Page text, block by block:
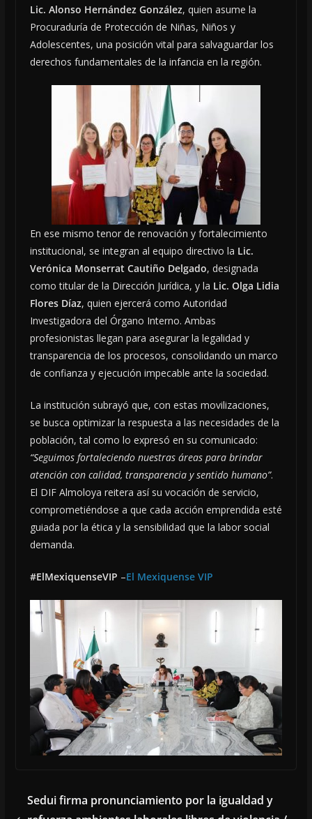
Lic. Alonso Hernández González, quien asume la
Procuraduría de Protección de Niñas, Niños y
Adolescentes, una posición vital para salvaguardar los
derechos fundamentales de la infancia en la región.
En ese mismo tenor de renovación y fortalecimiento
institucional, se integran al equipo directivo la Lic.
Verónica Monserrat Cautiño Delgado, designada
como titular de la Dirección Jurídica, y la Lic. Olga Lidia
Flores Díaz, quien ejercerá como Autoridad
Investigadora del Órgano Interno. Ambas
profesionistas llegan para asegurar la legalidad y
transparencia de los procesos, consolidando un marco
de confianza y ejecución impecable ante la sociedad.
La institución subrayó que, con estas movilizaciones,
se busca optimizar la respuesta a las necesidades de la
población, tal como lo expresó en su comunicado:
“Seguimos fortaleciendo nuestras áreas para brindar
atención con calidad, transparencia y sentido humano”.
El DIF Almoloya reitera así su vocación de servicio,
comprometiéndose a que cada acción emprendida esté
guiada por la ética y la sensibilidad que la labor social
demanda.
#ElMexiquenseVIP –El Mexiquense VIP
Sedui firma pronunciamiento por la igualdad y